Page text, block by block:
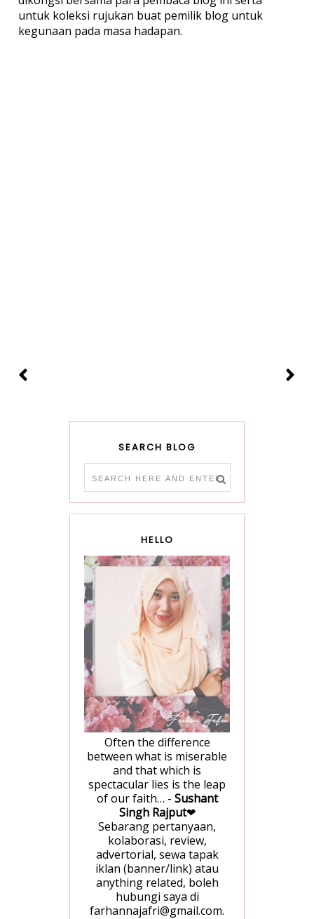
untuk koleksi rujukan buat pemilik blog untuk
kegunaan pada masa hadapan.
SEARCH BLOG
HELLO
Often the difference
between what is miserable
and that which is
spectacular lies is the leap
of our faith… - Sushant
Singh Rajput❤
Sebarang pertanyaan,
kolaborasi, review,
advertorial, sewa tapak
iklan (banner/link) atau
anything related, boleh
hubungi saya di
farhannajafri@gmail.com.